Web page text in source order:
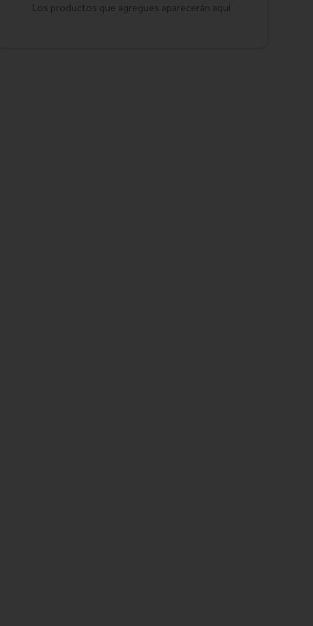
Los productos que agregues aparecerán aquí